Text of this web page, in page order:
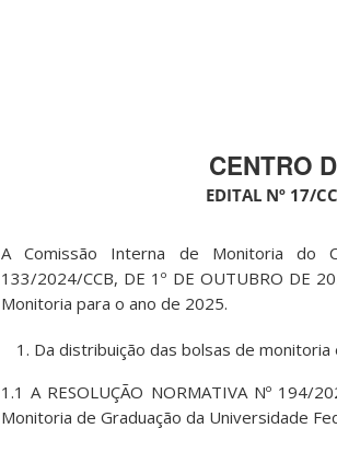
CENTRO
EDITAL Nº 17/
A Comissão Interna de Monitoria do
133/2024/CCB, DE 1º DE OUTUBRO DE
Monitoria para o ano de 2025.
Da distribuição das bolsas de
1.1 A RESOLUÇÃO NORMATIVA Nº 194/
Monitoria de Graduação da Universidade